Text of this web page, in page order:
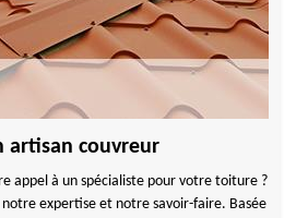
artisan couvreur
appel à un spécialiste pour votre toiture ?
notre expertise et notre savoir-faire. Basée